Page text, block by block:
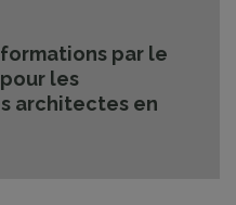
par le
les
architectes en